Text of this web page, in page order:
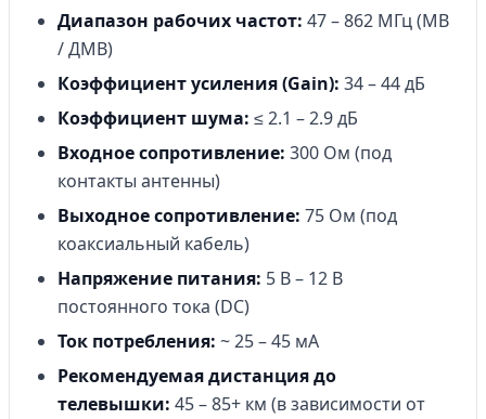
Диапазон рабочих частот: 47 – 862 МГц (МВ
/ ДМВ)
Коэффициент усиления (Gain): 34 – 44 дБ
Коэффициент шума: ≤ 2.1 – 2.9 дБ
Входное сопротивление: 300 Ом (под
контакты антенны)
Выходное сопротивление: 75 Ом (под
коаксиальный кабель)
Напряжение питания: 5 В – 12 В
постоянного тока (DC)
Ток потребления: ~ 25 – 45 мА
Рекомендуемая дистанция до
телевышки: 45 – 85+ км (в зависимости от